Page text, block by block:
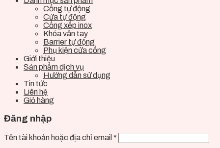
Cổng tự động
Cửa tự động
Cổng xếp inox
Khóa vân tay
Barrier tự động
Phụ kiện cửa cổng
Giới thiệu
Sản phẩm dịch vụ
Hướng dẫn sử dụng
Tin tức
Liên hệ
Giỏ hàng
Đăng nhập
Tên tài khoản hoặc địa chỉ email *